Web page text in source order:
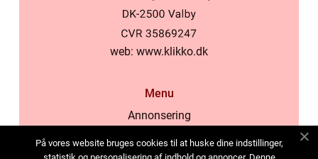
web: www.klikko.dk
Menu
Annonsering
Cookies
På vores website bruges cookies til at huske dine indstillinger,